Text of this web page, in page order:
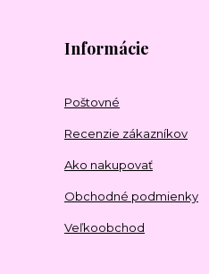
Informácie
Poštovné
Recenzie zákazníkov
Ako nakupovať
Obchodné podmienky
Veľkoobchod